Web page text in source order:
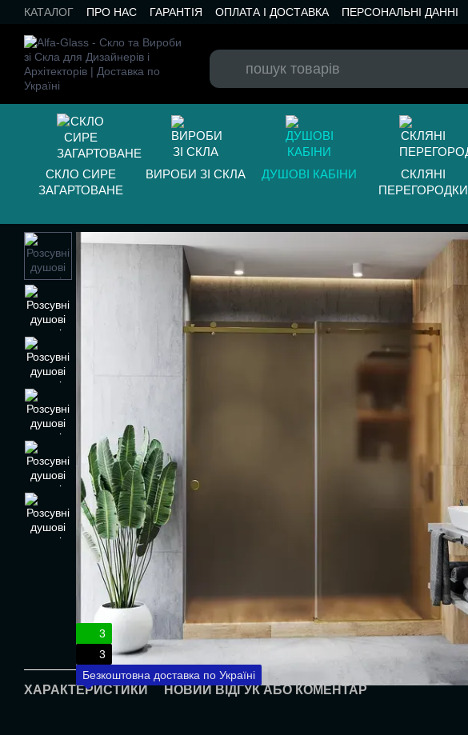
Перейти до основного контенту
КАТАЛОГ ПРО НАС ГАРАНТІЯ ОПЛАТА І ДОСТАВКА ПЕРСОНАЛЬНІ ДАННІ
СКЛО СИРЕ
ЗАГАРТОВАНЕ
ВИРОБИ ЗІ СКЛА ДУШОВІ КАБІНИ
СКЛЯНІ
ПЕРЕГОРОДКИ
3
3
Безкоштовна доставка по Україні
ХАРАКТЕРИСТИКИ НОВИЙ ВІДГУК АБО КОМЕНТАР